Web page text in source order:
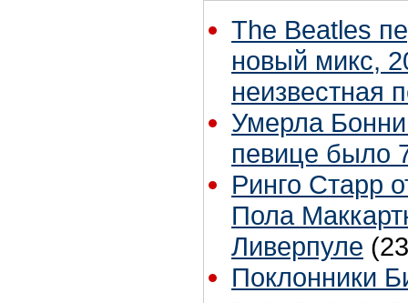
The Beatles
новый микс,
неизвестная
Умерла
певице было
Ринго Старр
Пола
Ливерпуле
Поклонники